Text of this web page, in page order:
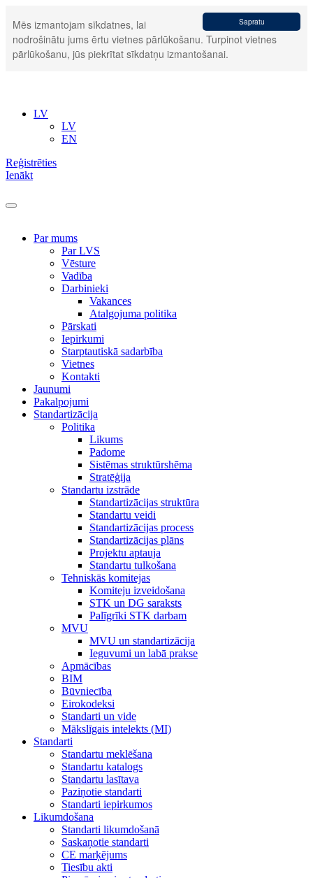
Sapratu
Mēs izmantojam sīkdatnes, lai
nodrošinātu jums ērtu vietnes pārlūkošanu. Turpinot vietnes
pārlūkošanu, jūs piekrītat sīkdatņu izmantošanai.
LV
LV
EN
Reģistrēties
Ienākt
Par mums
Par LVS
Vēsture
Vadība
Darbinieki
Vakances
Atalgojuma politika
Pārskati
Iepirkumi
Starptautiskā sadarbība
Vietnes
Kontakti
Jaunumi
Pakalpojumi
Standartizācija
Politika
Likums
Padome
Sistēmas struktūrshēma
Stratēģija
Standartu izstrāde
Standartizācijas struktūra
Standartu veidi
Standartizācijas process
Standartizācijas plāns
Projektu aptauja
Standartu tulkošana
Tehniskās komitejas
Komiteju izveidošana
STK un DG saraksts
Palīgrīki STK darbam
MVU
MVU un standartizācija
Ieguvumi un labā prakse
Apmācības
BIM
Būvniecība
Eirokodeksi
Standarti un vide
Mākslīgais intelekts (MI)
Standarti
Standartu meklēšana
Standartu katalogs
Standartu lasītava
Paziņotie standarti
Standarti iepirkumos
Likumdošana
Standarti likumdošanā
Saskaņotie standarti
CE marķējums
Tiesību akti